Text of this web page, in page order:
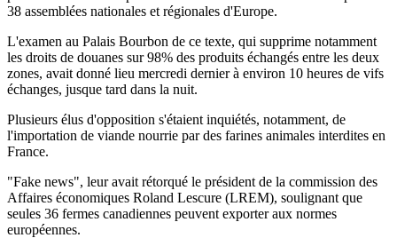
38 assemblées nationales et régionales d'Europe.
L'examen au Palais Bourbon de ce texte, qui supprime notamment
les droits de douanes sur 98% des produits échangés entre les deux
zones, avait donné lieu mercredi dernier à environ 10 heures de vifs
échanges, jusque tard dans la nuit.
Plusieurs élus d'opposition s'étaient inquiétés, notamment, de
l'importation de viande nourrie par des farines animales interdites en
France.
"Fake news", leur avait rétorqué le président de la commission des
Affaires économiques Roland Lescure (LREM), soulignant que
seules 36 fermes canadiennes peuvent exporter aux normes
européennes.